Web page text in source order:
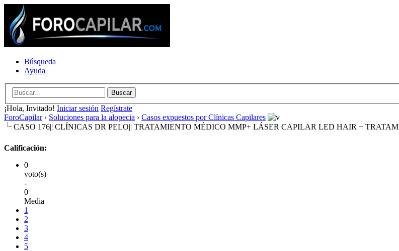
Búsqueda
Ayuda
¡Hola, Invitado! Iniciar sesión Regístrate
ForoCapilar› Soluciones para la alopecia › Casos expuestos por Clínicas Capilares
CASO 176|| CLÍNICAS DR PELO|| TRATAMIENTO MÉDICO MMP+ LÁSER CAPILAR LED HAIR + TRATAM
Calificación:
0
voto(s)
-
0
Media
1
2
3
4
5